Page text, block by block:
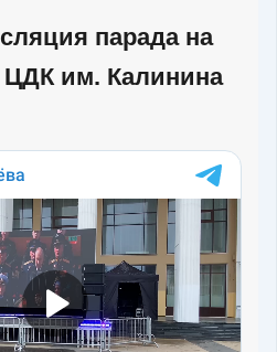
парада на
им. Калинина